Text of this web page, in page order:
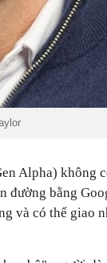
Alpha) không
đường bằng
và có thể giao